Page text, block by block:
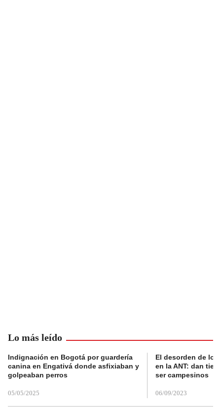
Lo más leído
Indignación en Bogotá por guardería
canina en Engativá donde asfixiaban y
golpeaban perros
05/05/2025
El desorden de
en la ANT: dan
ser campesinos
06/09/2023